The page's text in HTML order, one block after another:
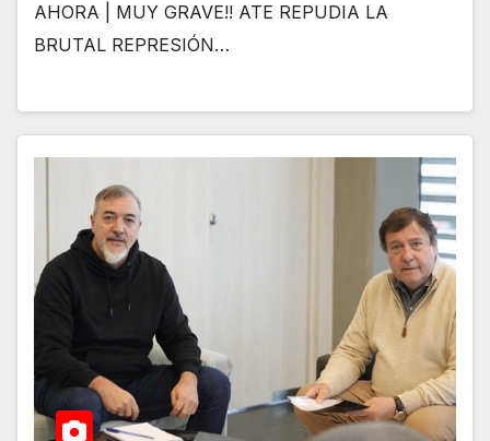
AHORA | MUY GRAVE!! ATE REPUDIA LA
BRUTAL REPRESIÓN…